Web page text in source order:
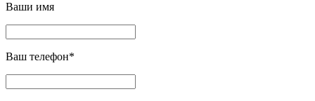
Ваши имя
Ваш телефон*